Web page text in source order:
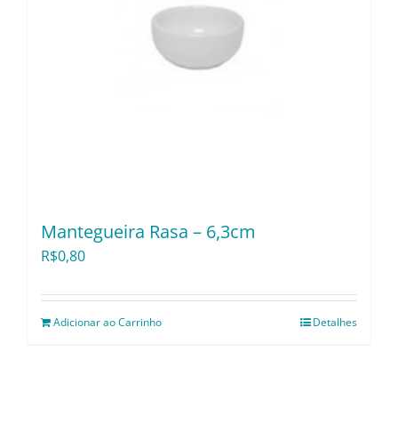
Mantegueira Rasa – 6,3cm
R$0,80
Adicionar ao Carrinho Detalhes